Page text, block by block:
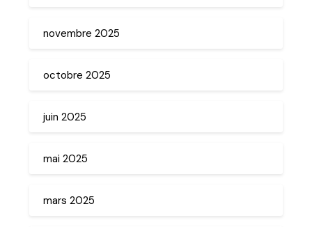
novembre 2025
octobre 2025
juin 2025
mai 2025
mars 2025